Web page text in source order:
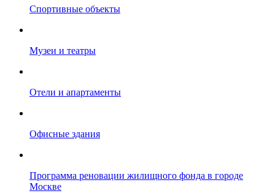
Спортивные объекты
Музеи и театры
Отели и апартаменты
Офисные здания
Программа реновации жилищного фонда в городе
Москве